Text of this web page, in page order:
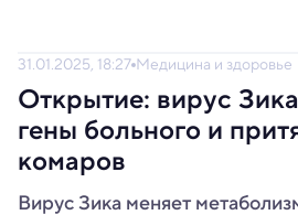
31.01.2025, 18:27 Медицина и здоровье
Открытие: вирус
гены больного и
комаров
Вирус Зика меняет